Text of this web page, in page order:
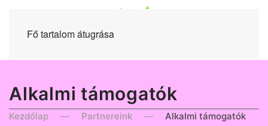
Fő tartalom átugrása
Alkalmi támogatók
Kezdőlap Partnereink Alkalmi támogatók